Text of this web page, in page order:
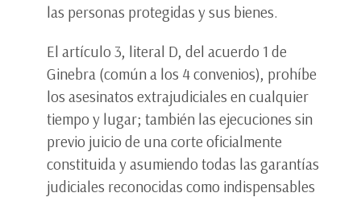
las personas protegidas y sus bienes.
El artículo 3, literal D, del acuerdo 1 de
Ginebra (común a los 4 convenios), prohíbe
los asesinatos extrajudiciales en cualquier
tiempo y lugar; también las ejecuciones sin
previo juicio de una corte oficialmente
constituida y asumiendo todas las garantías
judiciales reconocidas como indispensables